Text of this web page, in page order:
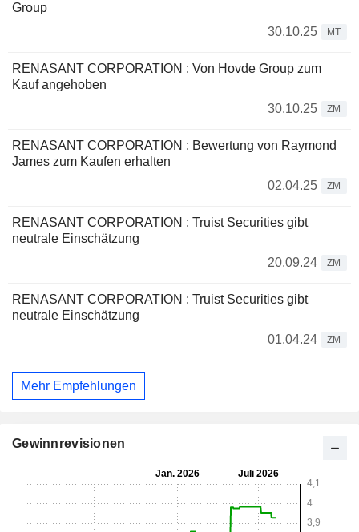
Group
30.10.25
MT
RENASANT CORPORATION : Von Hovde Group zum
Kauf angehoben
30.10.25
ZM
RENASANT CORPORATION : Bewertung von Raymond
James zum Kaufen erhalten
02.04.25
ZM
RENASANT CORPORATION : Truist Securities gibt
neutrale Einschätzung
20.09.24
ZM
RENASANT CORPORATION : Truist Securities gibt
neutrale Einschätzung
01.04.24
ZM
Mehr Empfehlungen
Gewinnrevisionen